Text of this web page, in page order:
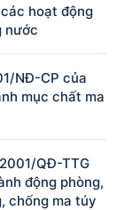
hoạt động
nước
NĐ-CP của
mục chất ma
QĐ-TTG
động phòng,
chống ma túy